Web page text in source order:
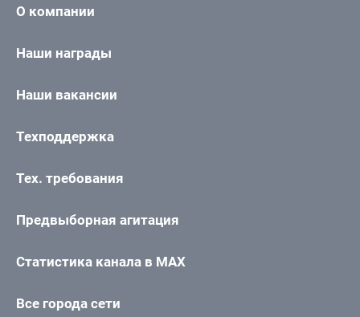
О компании
Наши награды
Наши вакансии
Техподдержка
Тех. требования
Предвыборная агитация
Статистика канала в MAX
Все города сети